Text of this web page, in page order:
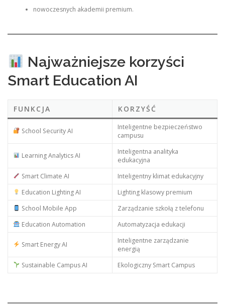
nowoczesnych akademii premium.
Najważniejsze korzyści
Smart Education AI
FUNKCJA KORZYŚĆ
School Security AI
Inteligentne bezpieczeństwo
campusu
Learning Analytics AI
Inteligentna analityka
edukacyjna
Smart Climate AI
Inteligentny klimat edukacyjny
Education Lighting AI
Lighting klasowy premium
School Mobile App
Zarządzanie szkołą z telefonu
Education Automation
Automatyzacja edukacji
Smart Energy AI
Inteligentne zarządzanie
energią
Sustainable Campus AI
Ekologiczny Smart Campus